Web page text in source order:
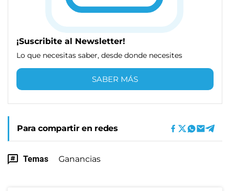
¡Suscribite al Newsletter!
Lo que necesitas saber, desde donde necesites
SABER MÁS
Para compartir en redes
Temas Ganancias